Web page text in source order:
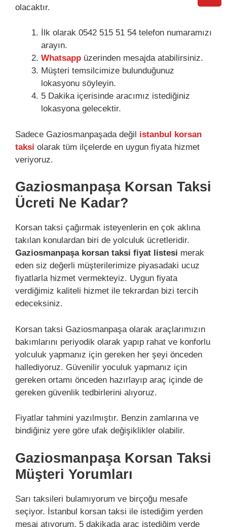
olacaktır.
İlk olarak 0542 515 51 54 telefon numaramızı
arayın.
Whatsapp üzerinden mesajda atabilirsiniz.
Müşteri temsilcimize bulunduğunuz
lokasyonu söyleyin.
5 Dakika içerisinde aracımız istediğiniz
lokasyona gelecektir.
Sadece Gaziosmanpaşada değil istanbul korsan
taksi olarak tüm ilçelerde en uygun fiyata hizmet
veriyoruz.
Gaziosmanpaşa Korsan Taksi
Ücreti Ne Kadar?
Korsan taksi çağırmak isteyenlerin en çok aklına
takılan konulardan biri de yolculuk ücretleridir.
Gaziosmanpaşa korsan taksi fiyat listesi merak
eden siz değerli müşterilerimize piyasadaki ucuz
fiyatlarla hizmet vermekteyiz. Uygun fiyata
verdiğimiz kaliteli hizmet ile tekrardan bizi tercih
edeceksiniz.
Korsan taksi Gaziosmanpaşa olarak araçlarımızın
bakımlarını periyodik olarak yapıp rahat ve konforlu
yolculuk yapmanız için gereken her şeyi önceden
hallediyoruz. Güvenilir yoculuk yapmanız için
gereken ortamı önceden hazırlayıp araç içinde de
gereken güvenlik tedbirlerini alıyoruz.
Fiyatlar tahmini yazılmıştır. Benzin zamlarına ve
bindiğiniz yere göre ufak değişiklikler olabilir.
Gaziosmanpaşa Korsan Taksi
Müşteri Yorumları
Sarı taksileri bulamıyorum ve birçoğu mesafe
seçiyor. İstanbul korsan taksi ile istediğim yerden
mesaj atıyorum. 5 dakikada araç istediğim yerde